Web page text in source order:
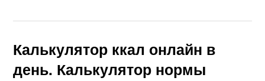
Калькулятор ккал онлайн в
день. Калькулятор нормы